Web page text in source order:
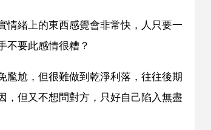
情緒上的東西感覺會非常快，人只要一
不要此感情很糟？
尷尬，但很難做到乾淨利落，往往後期
，但又不想問對方，只好自己陷入無盡